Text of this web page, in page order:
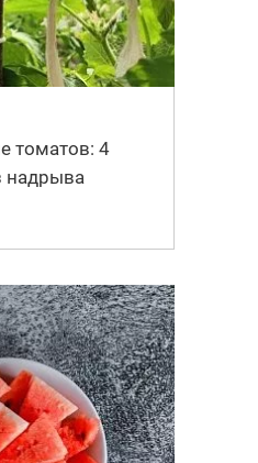
томатов: 4
надрыва